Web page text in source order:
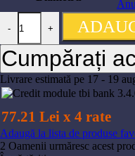
- +
Cumpărați
Livrare estimată pe 17 - 19
77.21 Lei x 4 rate
Adaugă la lista de produse
2 Oamenii urmăresc acest